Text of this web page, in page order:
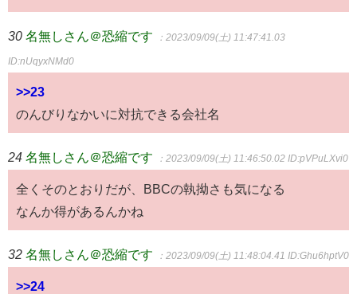
30 名無しさん＠恐縮です ：2023/09/09(土) 11:47:41.03
ID:nUqyxNMd0
>>23
のんびりなかいに対抗できる会社名
24 名無しさん＠恐縮です ：2023/09/09(土) 11:46:50.02 ID:pVPuLXvi0
全くそのとおりだが、BBCの執拗さも気になる
なんか得があるんかね
32 名無しさん＠恐縮です ：2023/09/09(土) 11:48:04.41 ID:Ghu6hptV0
>>24